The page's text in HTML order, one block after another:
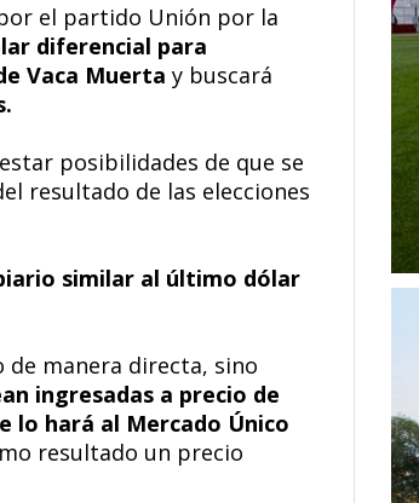
el partido Unión por la
diferencial para
Vaca Muerta y buscará
posibilidades de que se
resultado de las elecciones
similar al último dólar
manera directa, sino
ingresadas a precio de
lo hará al Mercado Único
resultado un precio